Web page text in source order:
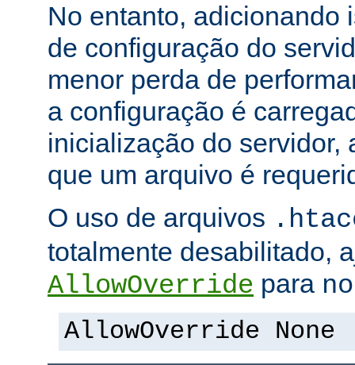
No entanto, adicionando
de configuração do
menor perda de
a configuração é
inicialização do servidor,
que um arquivo é
O uso de arquivos
totalmente desabilitado,
AllowOverride para
AllowOverride None